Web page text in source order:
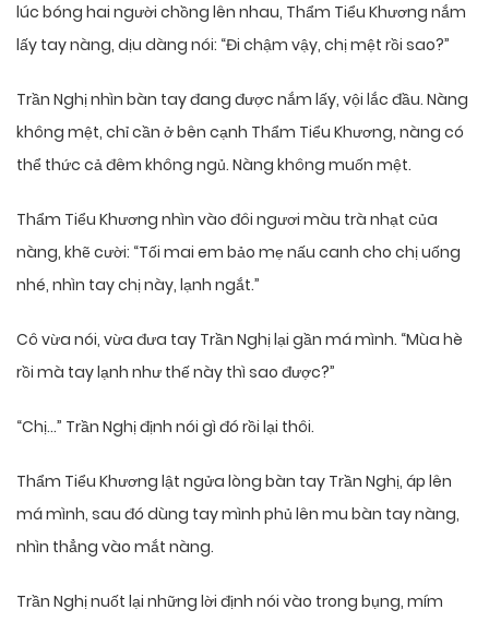
lúc bóng hai người chồng lên nhau, Thẩm Tiểu Khương nắm
lấy tay nàng, dịu dàng nói: “Đi chậm vậy, chị mệt rồi sao?”
Trần Nghị nhìn bàn tay đang được nắm lấy, vội lắc đầu. Nàng
không mệt, chỉ cần ở bên cạnh Thẩm Tiểu Khương, nàng có
thể thức cả đêm không ngủ. Nàng không muốn mệt.
Thẩm Tiểu Khương nhìn vào đôi ngươi màu trà nhạt của
nàng, khẽ cười: “Tối mai em bảo mẹ nấu canh cho chị uống
nhé, nhìn tay chị này, lạnh ngắt.”
Cô vừa nói, vừa đưa tay Trần Nghị lại gần má mình. “Mùa hè
rồi mà tay lạnh như thế này thì sao được?”
“Chị…” Trần Nghị định nói gì đó rồi lại thôi.
Thẩm Tiểu Khương lật ngửa lòng bàn tay Trần Nghị, áp lên
má mình, sau đó dùng tay mình phủ lên mu bàn tay nàng,
nhìn thẳng vào mắt nàng.
Trần Nghị nuốt lại những lời định nói vào trong bụng, mím